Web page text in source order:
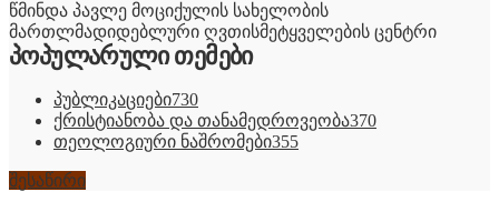
წმინდა პავლე მოციქულის სახელობის
მართლმადიდებლური ღვთისმეტყველების ცენტრი
პოპულარული თემები
პუბლიკაციები730
ქრისტიანობა და თანამედროვეობა370
თეოლოგიური ნაშრომები355
შესაწირი